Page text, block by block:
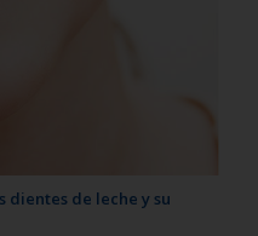
dientes de leche y su